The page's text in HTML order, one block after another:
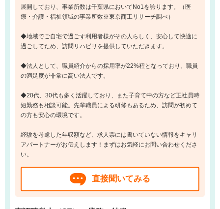
展開しており、事業所数は千葉県においてNo1を誇ります。（医
療・介護・福祉領域の事業所数※東京商工リサーチ調べ）
◆地域でご自宅で過ごす利用者様がその人らしく、安心して快適に
過ごしてため、訪問リハビリを提供していただきます。
◆法人として、職員紹介からの採用率が22%程となっており、職員
の満足度が非常に高い法人です。
◆20代、30代も多く活躍しており、また子育て中の方など正社員時
短勤務も相談可能。先輩職員による研修もあるため、訪問が初めて
の方も安心の環境です。
経験を考慮した年収額など、求人票には書いていない情報をキャリ
アパートナーがお伝えします！まずはお気軽にお問い合わせくださ
い。
直接聞いてみる